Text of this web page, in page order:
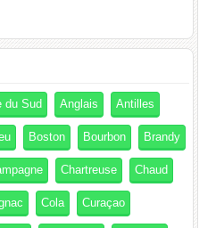
du Sud Anglais Antilles
Boston Bourbon Brandy
Chartreuse Chaud
Cola Curaçao